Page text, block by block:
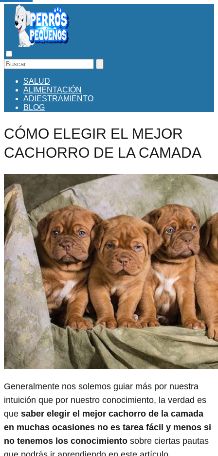
SALUD
ALIMENTACIÓN
ADIESTRAMIENTO
BLOG
CÓMO ELEGIR EL MEJOR
CACHORRO DE LA CAMADA
Generalmente nos solemos guiar más por nuestra
intuición que por nuestro conocimiento, la verdad es
que saber elegir el mejor cachorro de la camada
en muchas ocasiones no es tarea fácil y menos si
no tenemos los conocimiento sobre ciertas pautas